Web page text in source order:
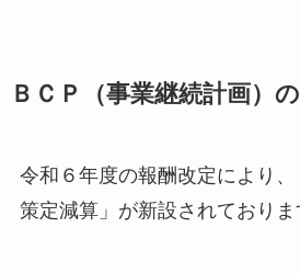
ＢＣＰ（事業継続計画）
令和６年度の報酬改定により
策定減算」が新設されており